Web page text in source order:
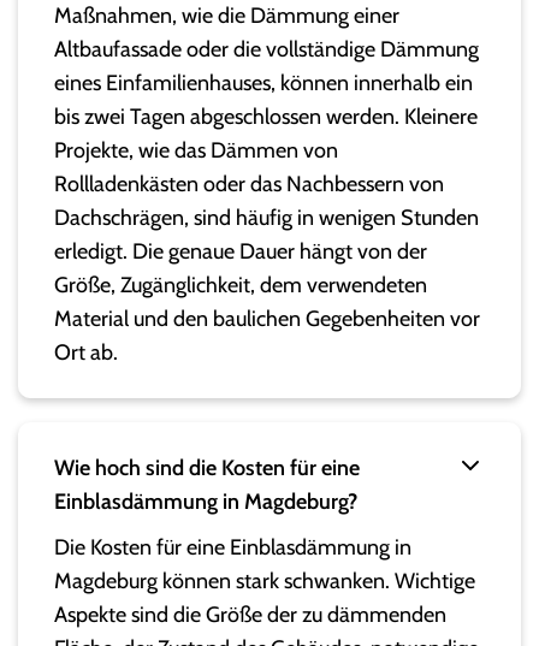
Maßnahmen, wie die Dämmung einer
Altbaufassade oder die vollständige Dämmung
eines Einfamilienhauses, können innerhalb ein
bis zwei Tagen abgeschlossen werden. Kleinere
Projekte, wie das Dämmen von
Rollladenkästen oder das Nachbessern von
Dachschrägen, sind häufig in wenigen Stunden
erledigt. Die genaue Dauer hängt von der
Größe, Zugänglichkeit, dem verwendeten
Material und den baulichen Gegebenheiten vor
Ort ab.
Wie hoch sind die Kosten für eine
Einblasdämmung in Magdeburg?
Die Kosten für eine Einblasdämmung in
Magdeburg können stark schwanken. Wichtige
Aspekte sind die Größe der zu dämmenden